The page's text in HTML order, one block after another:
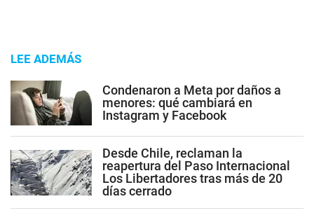
LEE ADEMÁS
Condenaron a Meta por daños a
menores: qué cambiará en
Instagram y Facebook
Desde Chile, reclaman la
reapertura del Paso Internacional
Los Libertadores tras más de 20
días cerrado